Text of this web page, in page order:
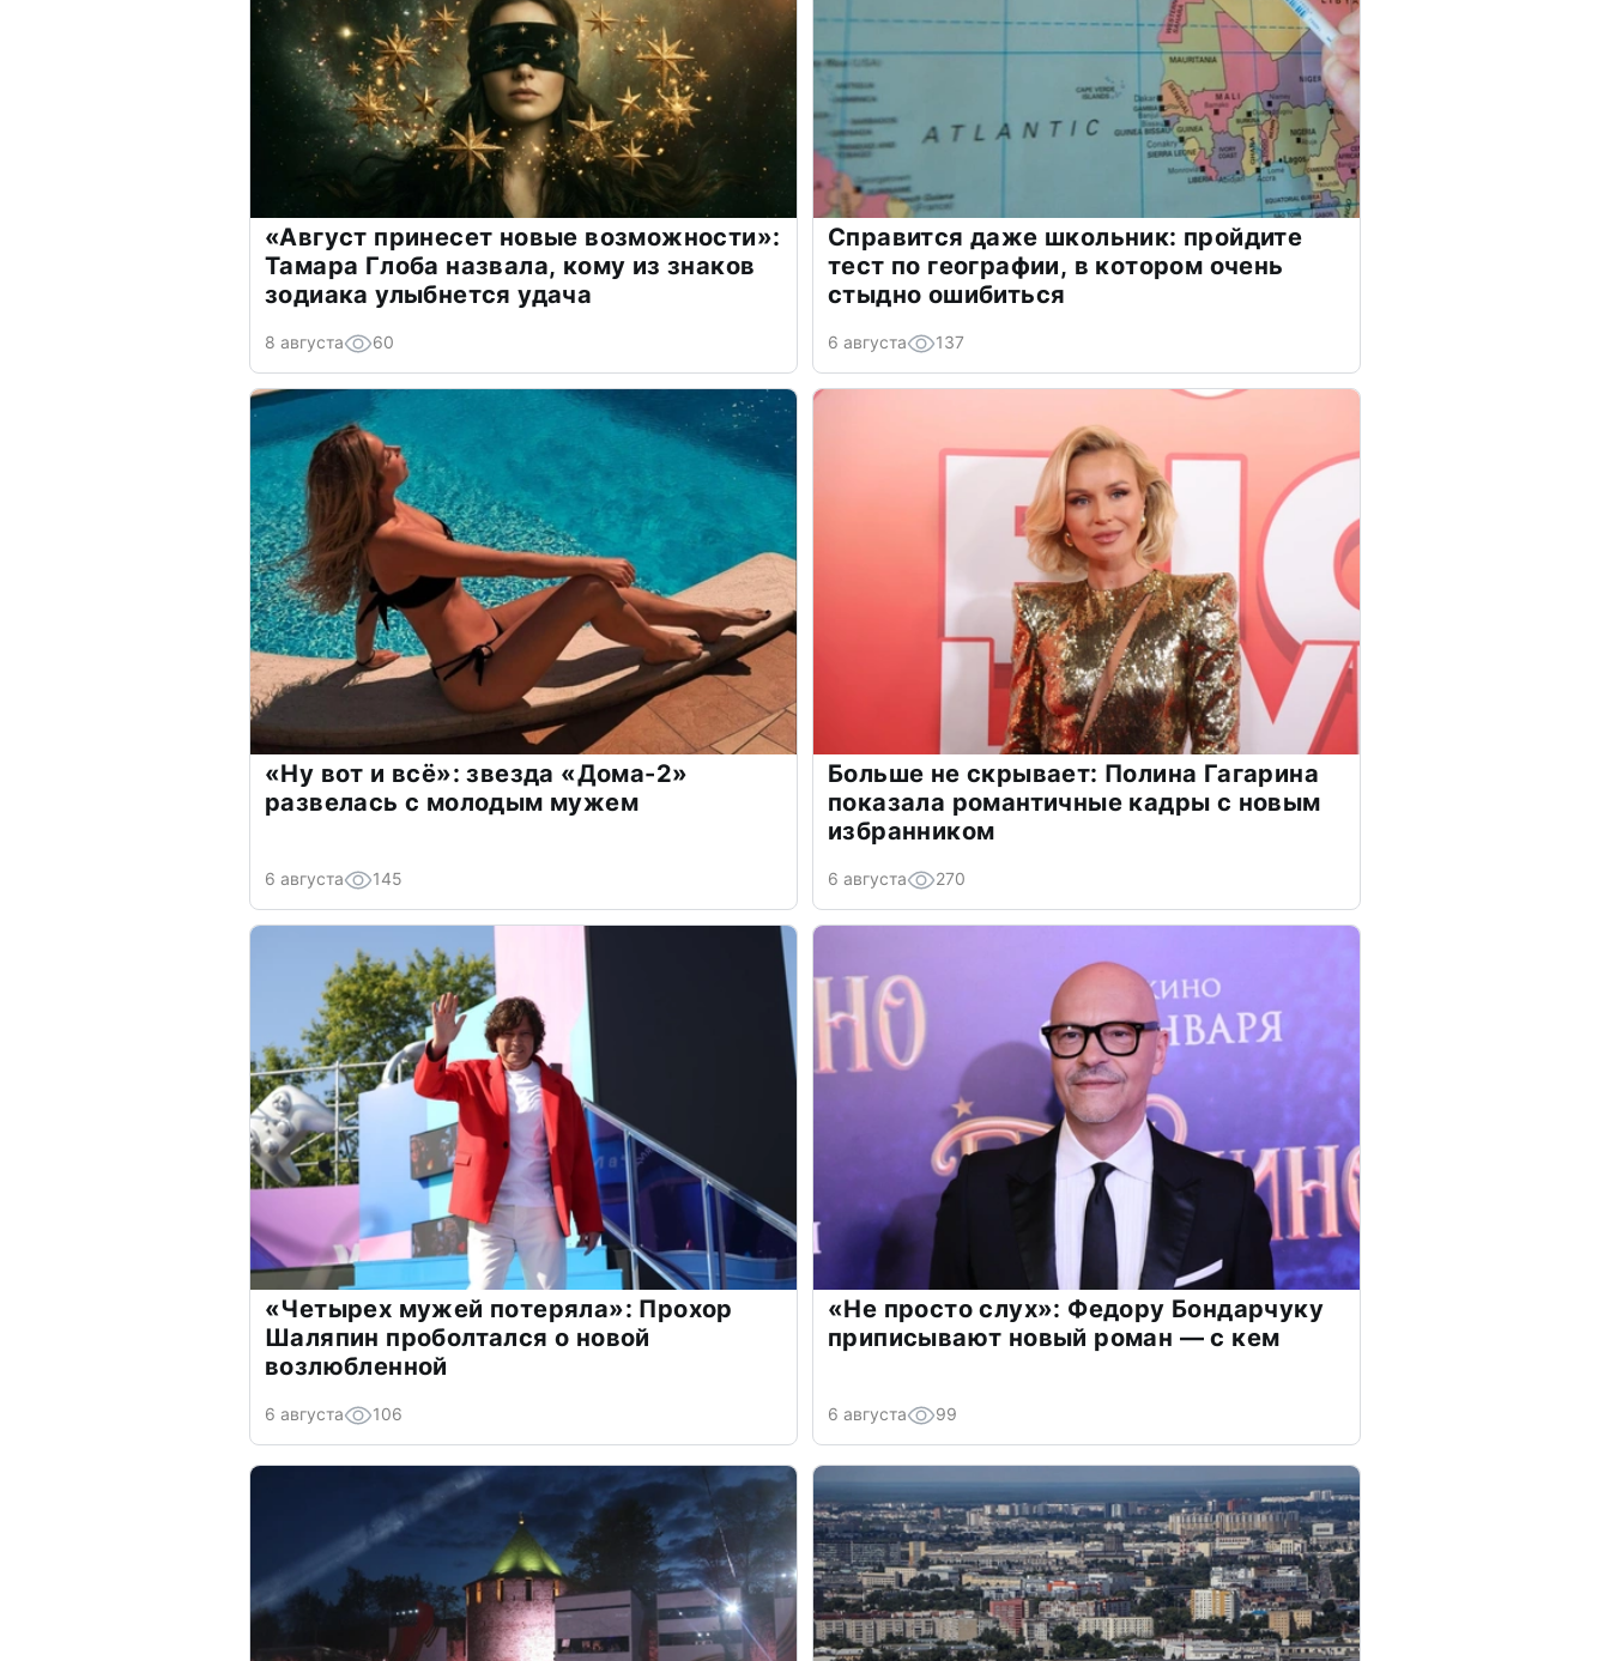
«Август принесет новые возможности»:
Тамара Глоба назвала, кому из знаков
зодиака улыбнется удача
8 августа 60
Справится даже школьник: пройдите
тест по географии, в котором очень
стыдно ошибиться
6 августа 137
«Ну вот и всё»: звезда «Дома-2»
развелась с молодым мужем
6 августа 145
Больше не скрывает: Полина Гагарина
показала романтичные кадры с новым
избранником
6 августа 270
«Четырех мужей потеряла»: Прохор
Шаляпин проболтался о новой
возлюбленной
6 августа 106
«Не просто слух»: Федору Бондарчуку
приписывают новый роман — с кем
6 августа 99